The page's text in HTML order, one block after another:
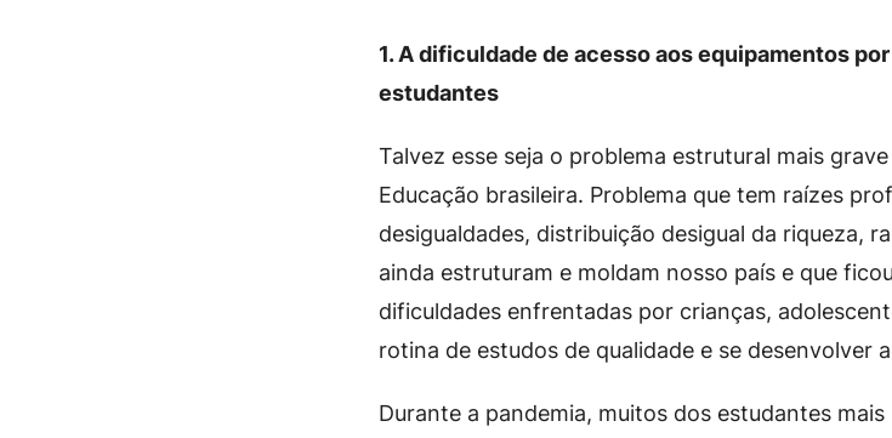
1. A dificuldade de acesso aos equipamentos
estudantes
Talvez esse seja o problema estrutural mais
Educação brasileira. Problema que tem raízes
desigualdades, distribuição desigual da riqueza,
ainda estruturam e moldam nosso país e que
dificuldades enfrentadas por crianças,
rotina de estudos de qualidade e se desenvolver
Durante a pandemia, muitos dos estudantes